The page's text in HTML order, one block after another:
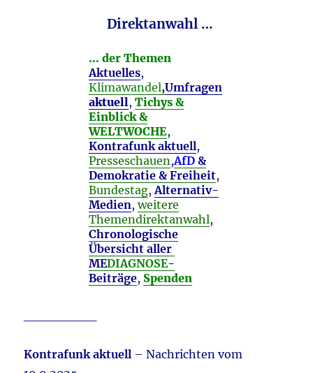
Direktanwahl …
… der Themen
Aktuelles,
Klimawandel,Umfragen
aktuell, Tichys &
Einblick &
WELTWOCHE,
Kontrafunk aktuell,
Presseschauen,AfD &
Demokratie & Freiheit,
Bundestag,Alternativ-
Medien,weitere
Themendirektanwahl,
Chronologische
Übersicht aller
MEDIAGNOSE-
Beiträge, Spenden
Kontrafunk aktuell – Nachrichten vom